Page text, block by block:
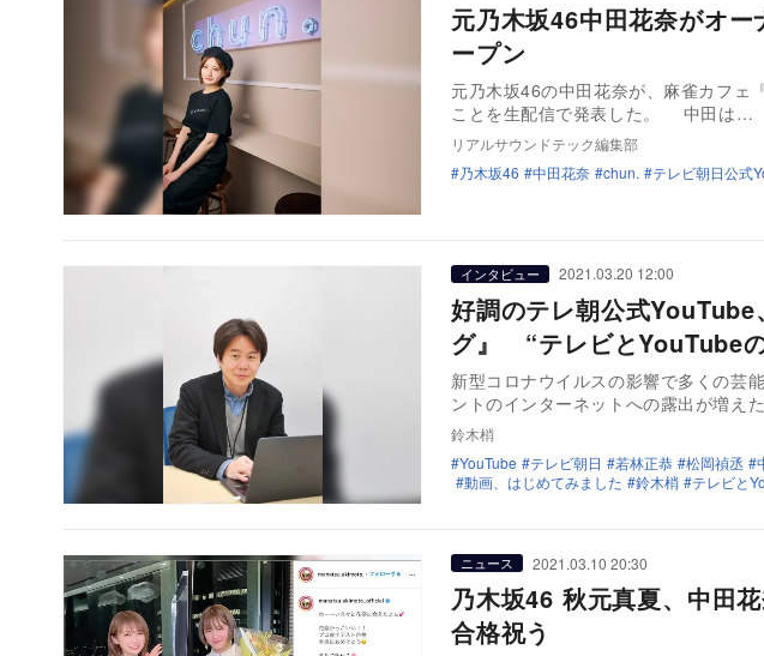
元乃木坂46中田花奈がオ
ープン
元乃木坂46の中田花奈が、麻雀カフェ
ことを生配信で発表した。 中田は…
リアルサウンドテック編集部
乃木坂46
中田花奈 chun. テレビ朝日公式
インタビュー 2021.03.20 12:00
好調のテレ朝公式
グ』 “テレビとYouTube
新型コロナウイルスの影響で多くの芸
ントのインターネットへの露出が増え
鈴木梢
YouTube
テレビ朝日 若林正恭 松岡禎丞
動画、はじめてみました
鈴木梢 テレビと
ニュース 2021.03.10 20:30
乃木坂46 秋元真夏、中田
合格祝う